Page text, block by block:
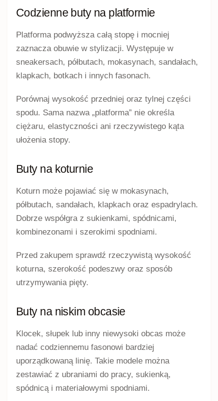
Codzienne buty na platformie
Platforma podwyższa całą stopę i mocniej
zaznacza obuwie w stylizacji. Występuje w
sneakersach, półbutach, mokasynach, sandałach,
klapkach, botkach i innych fasonach.
Porównaj wysokość przedniej oraz tylnej części
spodu. Sama nazwa „platforma” nie określa
ciężaru, elastyczności ani rzeczywistego kąta
ułożenia stopy.
Buty na koturnie
Koturn może pojawiać się w mokasynach,
półbutach, sandałach, klapkach oraz espadrylach.
Dobrze współgra z sukienkami, spódnicami,
kombinezonami i szerokimi spodniami.
Przed zakupem sprawdź rzeczywistą wysokość
koturna, szerokość podeszwy oraz sposób
utrzymywania pięty.
Buty na niskim obcasie
Klocek, słupek lub inny niewysoki obcas może
nadać codziennemu fasonowi bardziej
uporządkowaną linię. Takie modele można
zestawiać z ubraniami do pracy, sukienką,
spódnicą i materiałowymi spodniami.